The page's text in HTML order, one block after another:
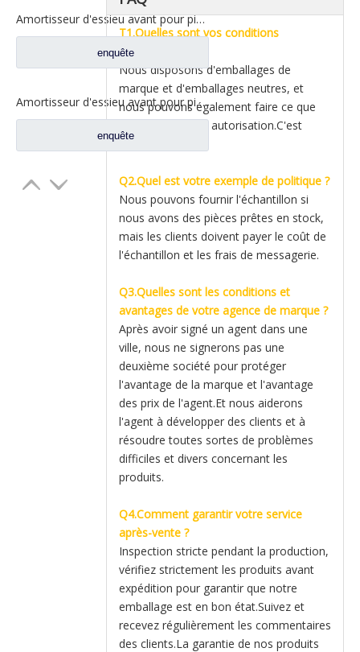
Amortisseur d'essieu avant pour pièces de rechange de camion Dongfeng Kinland Tianlong 2921010-T38H0
enquête
Amortisseur d'essieu avant pour pièces de rechange de camion DFAC Dongfeng Kinland 2921FC-010A
enquête
T1.Quelles sont vos conditions
d'emballage ?
Nous disposons d'emballages de
marque et d'emballages neutres, et
nous pouvons également faire ce que
vous voulez avec autorisation.C'est
flexible.
Q2.Quel est votre exemple de politique ?
Nous pouvons fournir l'échantillon si
nous avons des pièces prêtes en stock,
mais les clients doivent payer le coût de
l'échantillon et les frais de messagerie.
Q3.Quelles sont les conditions et
avantages de votre agence de marque ?
Après avoir signé un agent dans une
ville, nous ne signerons pas une
deuxième société pour protéger
l'avantage de la marque et l'avantage
des prix de l'agent.Et nous aiderons
l'agent à développer des clients et à
résoudre toutes sortes de problèmes
difficiles et divers concernant les
produits.
Q4.Comment garantir votre service
après-vente ?
Inspection stricte pendant la production,
vérifiez strictement les produits avant
expédition pour garantir que notre
emballage est en bon état.Suivez et
recevez régulièrement les commentaires
des clients.La garantie de nos produits